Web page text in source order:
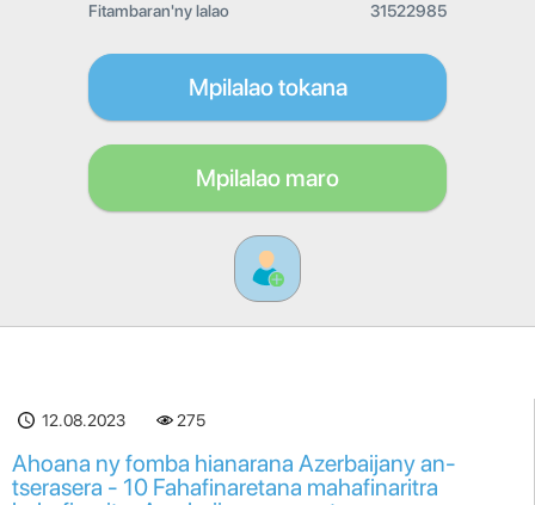
Fitambaran'ny lalao 31522985
Mpilalao tokana
Mpilalao maro
12.08.2023 275
Ahoana ny fomba hianarana Azerbaijany an-
tserasera - 10 Fahafinaretana mahafinaritra